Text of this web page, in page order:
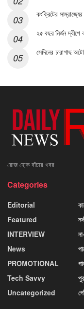
কংক্রিটের
২৫ বছর নির্জন
সেদিনের চারাগাছ
রোজ হোক বাঁচার খবর
Categories
Editorial
Featured
INTERVIEW
News
PROMOTIONAL
Tech Savvy
Uncategorized